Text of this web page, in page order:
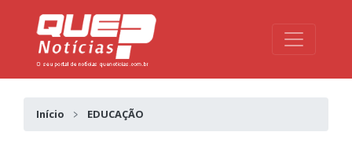
Toggle
Início EDUCAÇÃO